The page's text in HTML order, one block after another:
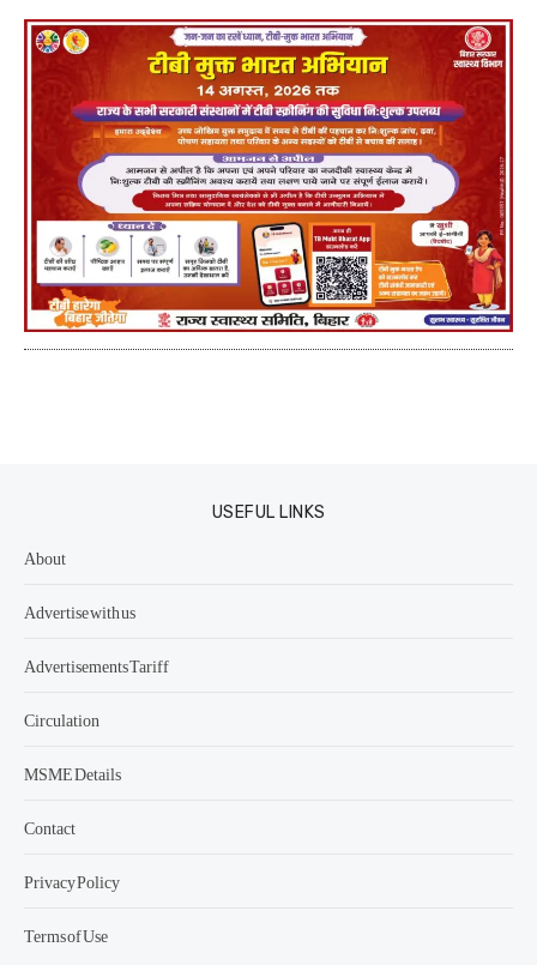
USEFUL LINKS
About
Advertise with us
Advertisements Tariff
Circulation
MSME Details
Contact
Privacy Policy
Terms of Use